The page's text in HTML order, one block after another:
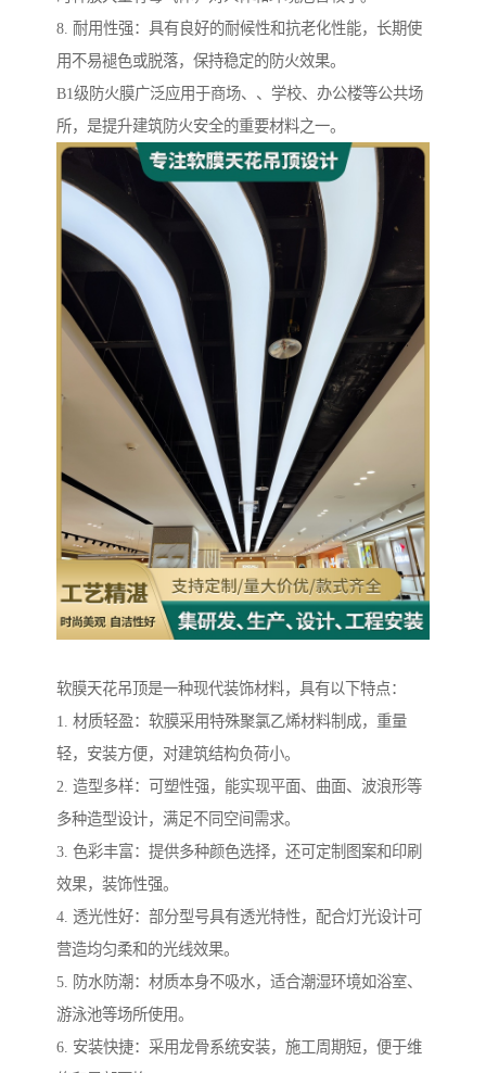
8. 耐用性强：具有良好的耐候性和抗老化性能，长期使
用不易褪色或脱落，保持稳定的防火效果。
B1级防火膜广泛应用于商场、、学校、办公楼等公共场
所，是提升建筑防火安全的重要材料之一。
软膜天花吊顶是一种现代装饰材料，具有以下特点：
1. 材质轻盈：软膜采用特殊聚氯乙烯材料制成，重量
轻，安装方便，对建筑结构负荷小。
2. 造型多样：可塑性强，能实现平面、曲面、波浪形等
多种造型设计，满足不同空间需求。
3. 色彩丰富：提供多种颜色选择，还可定制图案和印刷
效果，装饰性强。
4. 透光性好：部分型号具有透光特性，配合灯光设计可
营造均匀柔和的光线效果。
5. 防水防潮：材质本身不吸水，适合潮湿环境如浴室、
游泳池等场所使用。
6. 安装快捷：采用龙骨系统安装，施工周期短，便于维